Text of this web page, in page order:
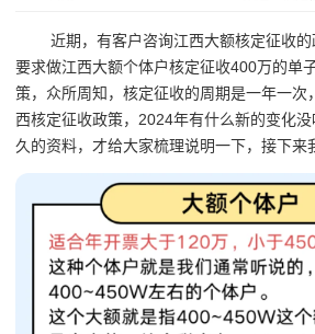
近期，有客户咨询江西大额核定征收的
要求做江西大额个体户核定征收400万的单
策，众所周知，核定征收的周期是一年一次
西核定征收政策，2024年有什么新的变化
久的资料，才给大家梳理说明一下，接下来